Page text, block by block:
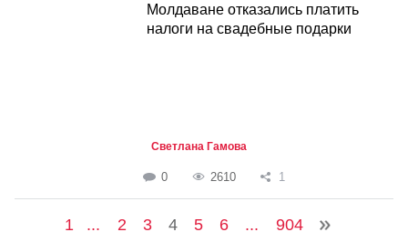
Молдаване отказались платить
налоги на свадебные подарки
Светлана Гамова
0 2610 1
1 ... 2 3 4 5 6 ... 904